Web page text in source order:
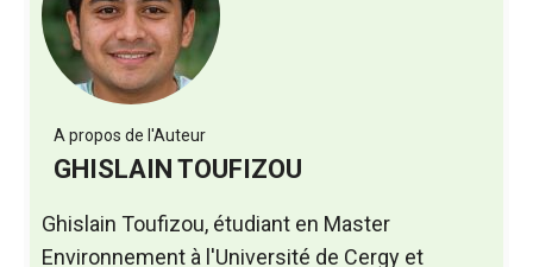
A propos de l'Auteur
GHISLAIN TOUFIZOU
Ghislain Toufizou, étudiant en Master
Environnement à l'Université de Cergy et